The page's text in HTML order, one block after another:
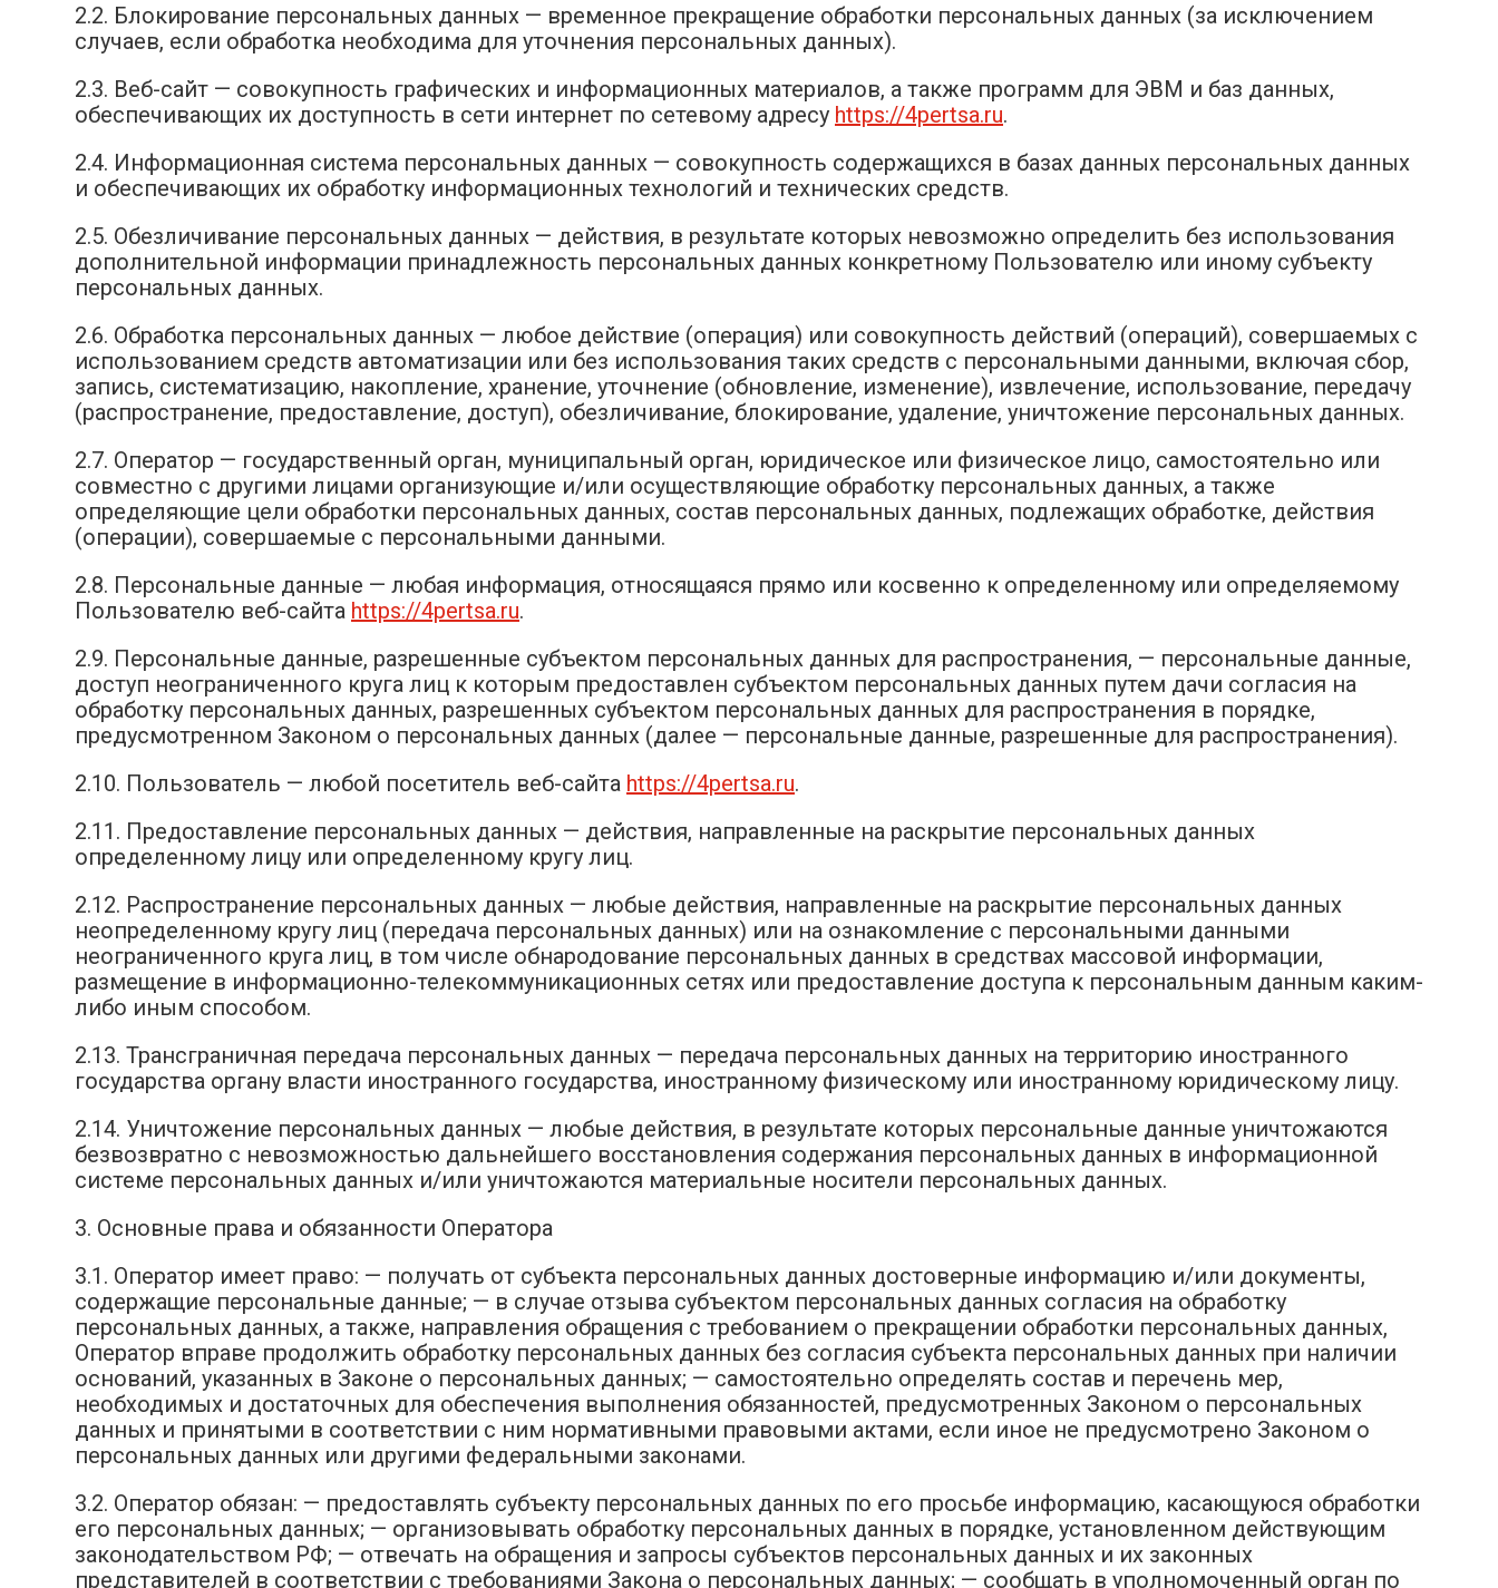
2.2. Блокирование персональных данных — временное прекращение обработки персональных данных (за исключением
случаев, если обработка необходима для уточнения персональных данных).
2.3. Веб-сайт — совокупность графических и информационных материалов, а также программ для ЭВМ и баз данных,
обеспечивающих их доступность в сети интернет по сетевому адресу https://4pertsa.ru.
2.4. Информационная система персональных данных — совокупность содержащихся в базах данных персональных данных
и обеспечивающих их обработку информационных технологий и технических средств.
2.5. Обезличивание персональных данных — действия, в результате которых невозможно определить без использования
дополнительной информации принадлежность персональных данных конкретному Пользователю или иному субъекту
персональных данных.
2.6. Обработка персональных данных — любое действие (операция) или совокупность действий (операций), совершаемых с
использованием средств автоматизации или без использования таких средств с персональными данными, включая сбор,
запись, систематизацию, накопление, хранение, уточнение (обновление, изменение), извлечение, использование, передачу
(распространение, предоставление, доступ), обезличивание, блокирование, удаление, уничтожение персональных данных.
2.7. Оператор — государственный орган, муниципальный орган, юридическое или физическое лицо, самостоятельно или
совместно с другими лицами организующие и/или осуществляющие обработку персональных данных, а также
определяющие цели обработки персональных данных, состав персональных данных, подлежащих обработке, действия
(операции), совершаемые с персональными данными.
2.8. Персональные данные — любая информация, относящаяся прямо или косвенно к определенному или определяемому
Пользователю веб-сайта https://4pertsa.ru.
2.9. Персональные данные, разрешенные субъектом персональных данных для распространения, — персональные данные,
доступ неограниченного круга лиц к которым предоставлен субъектом персональных данных путем дачи согласия на
обработку персональных данных, разрешенных субъектом персональных данных для распространения в порядке,
предусмотренном Законом о персональных данных (далее — персональные данные, разрешенные для распространения).
2.10. Пользователь — любой посетитель веб-сайта https://4pertsa.ru.
2.11. Предоставление персональных данных — действия, направленные на раскрытие персональных данных
определенному лицу или определенному кругу лиц.
2.12. Распространение персональных данных — любые действия, направленные на раскрытие персональных данных
неопределенному кругу лиц (передача персональных данных) или на ознакомление с персональными данными
неограниченного круга лиц, в том числе обнародование персональных данных в средствах массовой информации,
размещение в информационно-телекоммуникационных сетях или предоставление доступа к персональным данным каким-
либо иным способом.
2.13. Трансграничная передача персональных данных — передача персональных данных на территорию иностранного
государства органу власти иностранного государства, иностранному физическому или иностранному юридическому лицу.
2.14. Уничтожение персональных данных — любые действия, в результате которых персональные данные уничтожаются
безвозвратно с невозможностью дальнейшего восстановления содержания персональных данных в информационной
системе персональных данных и/или уничтожаются материальные носители персональных данных.
3. Основные права и обязанности Оператора
3.1. Оператор имеет право: — получать от субъекта персональных данных достоверные информацию и/или документы,
содержащие персональные данные; — в случае отзыва субъектом персональных данных согласия на обработку
персональных данных, а также, направления обращения с требованием о прекращении обработки персональных данных,
Оператор вправе продолжить обработку персональных данных без согласия субъекта персональных данных при наличии
оснований, указанных в Законе о персональных данных; — самостоятельно определять состав и перечень мер,
необходимых и достаточных для обеспечения выполнения обязанностей, предусмотренных Законом о персональных
данных и принятыми в соответствии с ним нормативными правовыми актами, если иное не предусмотрено Законом о
персональных данных или другими федеральными законами.
3.2. Оператор обязан: — предоставлять субъекту персональных данных по его просьбе информацию, касающуюся обработки
его персональных данных; — организовывать обработку персональных данных в порядке, установленном действующим
законодательством РФ; — отвечать на обращения и запросы субъектов персональных данных и их законных
представителей в соответствии с требованиями Закона о персональных данных; — сообщать в уполномоченный орган по